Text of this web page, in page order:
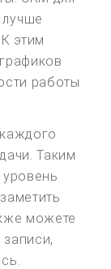
этим
работы
Таким
можете